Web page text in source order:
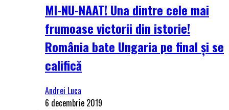
MI-NU-NAAT! Una dintre cele mai
frumoase victorii din istorie!
România bate Ungaria pe final și se
califică
Andrei Luca
6 decembrie 2019